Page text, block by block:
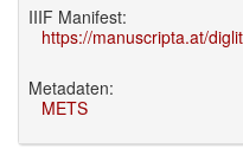
IIIF Manifest:
https://manuscripta.at/
Metadaten:
METS